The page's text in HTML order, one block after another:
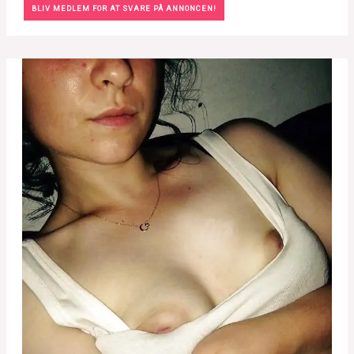
BLIV MEDLEM FOR AT SVARE PÅ ANNONCEN!